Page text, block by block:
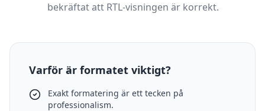
bekräftat att RTL-visningen är korrekt.
Varför är formatet viktigt?
Exakt formatering är ett tecken på
professionalism.